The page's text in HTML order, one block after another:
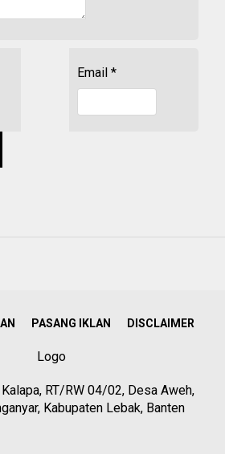
Email *
PASANG IKLAN DISCLAIMER
RT/RW 04/02, Desa Aweh,
Kabupaten Lebak, Banten